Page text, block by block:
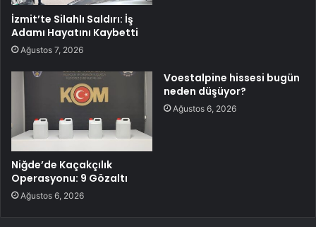
İzmit’te Silahlı Saldırı: İş
Adamı Hayatını Kaybetti
Ağustos 7, 2026
Niğde’de Kaçakçılık
Operasyonu: 9 Gözaltı
Ağustos 6, 2026
Voestalpine hissesi bugün
neden düşüyor?
Ağustos 6, 2026